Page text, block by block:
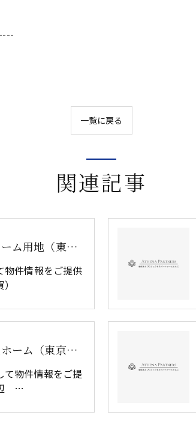
一覧に戻る
関連記事
用地募集：住宅型有料老人ホーム用地（東京都多摩地区 売買）
物件情報をご提供
用地募集：介護付き有料老人ホーム（東京都国分寺市・国立市・立川市・三鷹市・調布市）（購入・賃借）
て物件情報をご提
辺 …